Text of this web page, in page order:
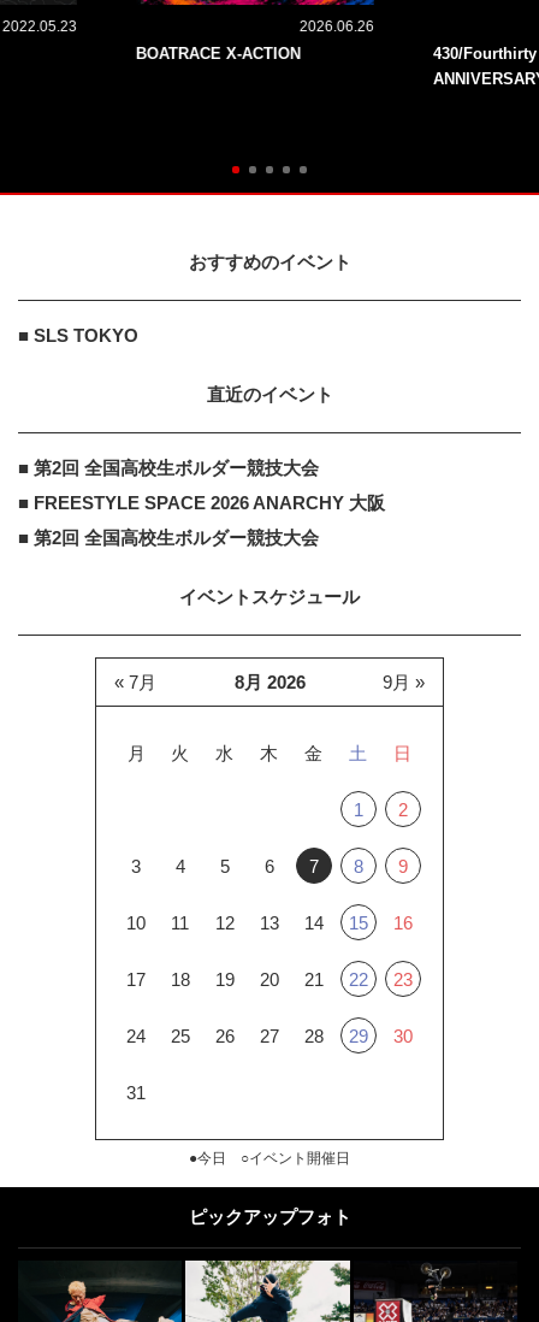
2022.05.23 2026.06.26
BOATRACE X-ACTION
430/
おすすめのイベント
■ SLS TOKYO
直近のイベント
■ 第2回 全国高校生ボルダー競技大会
■ FREESTYLE SPACE 2026 ANARCHY 大阪
■ 第2回 全国高校生ボルダー競技大会
イベントスケジュール
8月 2026
月 火 水 木 金 土 日
1 2
3 4 5 6 7 8 9
10 11 12 13 14 15 16
17 18 19 20 21 22 23
24 25 26 27 28 29 30
31
« 7月 9月 »
●今日 ○イベント開催日
ピックアップフォト